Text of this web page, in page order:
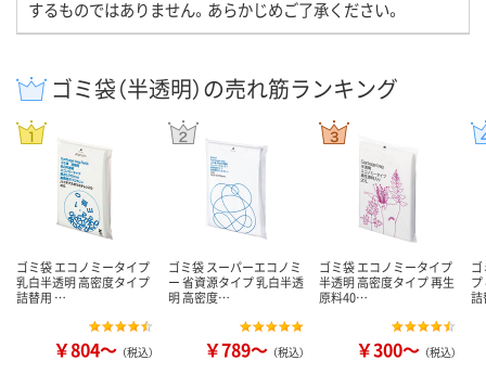
するものではありません。あらかじめご了承ください。
ゴミ袋（半透明）の売れ筋ランキング
ゴミ袋 エコノミータイプ
乳白半透明 高密度タイプ
詰替用 …
￥804～ （税込）
ゴミ袋 スーパーエコノミ
ー 省資源タイプ 乳白半透
明 高密度…
￥789～ （税込）
ゴミ袋 エコノミータイプ
半透明 高密度タイプ 再生
原料40…
￥300～ （税込）